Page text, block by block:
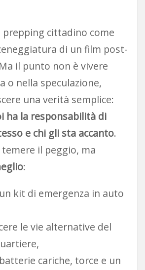
prepping cittadino come
di un film post-
il punto non è vivere
o nella speculazione,
una verità semplice:
ha la responsabilità di
e chi gli sta accanto.
temere il peggio, ma
:
kit di emergenza in auto
le vie alternative del
cariche, torce e un